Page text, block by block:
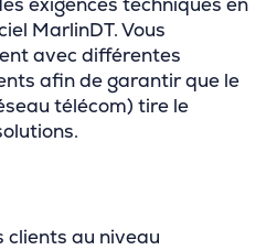
exigences techniques en
MarlinDT. Vous
avec différentes
afin de garantir que le
télécom) tire le
clients au niveau